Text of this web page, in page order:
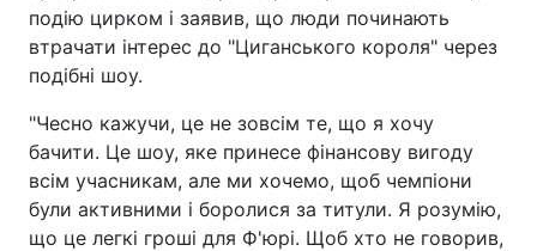
подію цирком і заявив, що люди починають
втрачати інтерес до "Циганського короля" через
подібні шоу.
"Чесно кажучи, це не зовсім те, що я хочу
бачити. Це шоу, яке принесе фінансову вигоду
всім учасникам, але ми хочемо, щоб чемпіони
були активними і боролися за титули. Я розумію,
що це легкі гроші для Ф'юрі. Щоб хто не говорив,